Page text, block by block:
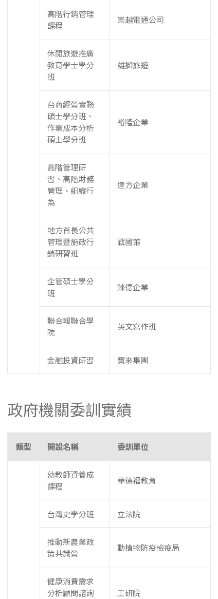
高階行銷管理
課程
崇越電通公司
休閒旅遊推廣
教育學士學分
班
雄獅旅遊
台商經營實務
碩士學分班、
作業成本分析
碩士學分班
裕隆企業
高階管理研
習、高階財務
管理、組織行
為
達方企業
地方首長公共
管理暨施政行
銷研習班
戰國策
企管碩士學分
班
錸德企業
聯合報聯合學
院
英文寫作班
金融投資研習 寶來集團
政府機關委訓實績
類型 開設名稱 委訓單位
幼教師資養成
課程
華德福教育
台灣史學分班 立法院
推動新農業政
策共識營
動植物防疫檢疫局
健康消費需求
分析顧問諮詢
工研院